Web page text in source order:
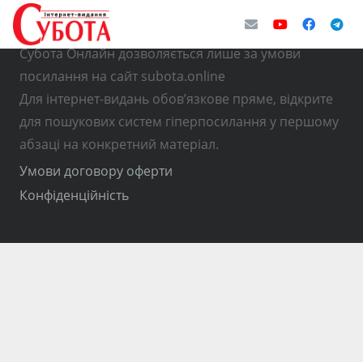
© Використання матеріалів з інтернет-видання
Субота Онлайн дозволяється лише за умови
посилання на сайт subota.online
Для інтернет-видань обов’язкове пряме, відкрите
для пошукових систем гіперпосилання у першому
абзаці на конкретний матеріал.
Умови договору оферти
Конфіденційність